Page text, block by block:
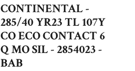
CONTINENTAL -
285/40 YR23 TL 107Y
CO ECO CONTACT 6
Q MO SIL - 2854023 -
BAB